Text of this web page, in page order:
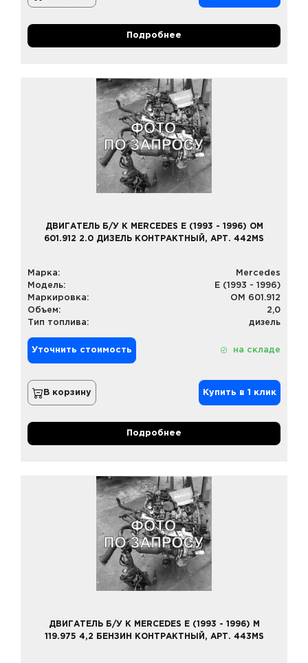
Подробнее
ДВИГАТЕЛЬ Б/У К MERCEDES E (1993 - 1996) OM
601.912 2.0 ДИЗЕЛЬ КОНТРАКТНЫЙ, АРТ. 442MS
Марка:
Mercedes
Модель:
E (1993 - 1996)
Маркировка:
OM 601.912
Объем:
2,0
Тип топлива:
дизель
Уточнить стоимость на складе
В корзину Купить в 1 клик
Подробнее
ДВИГАТЕЛЬ Б/У К MERCEDES E (1993 - 1996) M
119.975 4,2 БЕНЗИН КОНТРАКТНЫЙ, АРТ. 443MS